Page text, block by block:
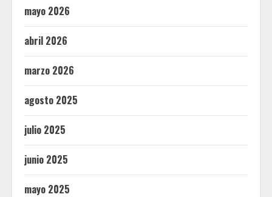
mayo 2026
abril 2026
marzo 2026
agosto 2025
julio 2025
junio 2025
mayo 2025